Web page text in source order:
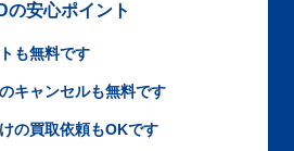
の安心ポイント
も無料です
キャンセルも無料です
の買取依頼もOKです